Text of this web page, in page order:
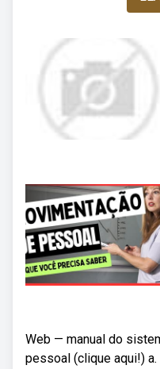
Web — manual do
pessoal (clique aqui!)